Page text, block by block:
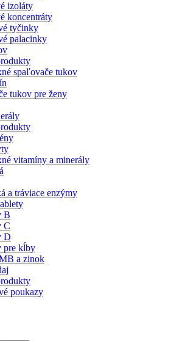
izoláty
koncentráty
tyčinky
palacinky
spaľovače tukov
tukov pre ženy
vitamíny a minerály
a tráviace enzýmy
B
C
D
pre kĺby
a zinok
poukazy